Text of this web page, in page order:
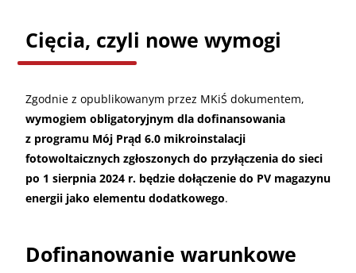
Cięcia, czyli nowe wymogi
Zgodnie z opublikowanym przez MKiŚ dokumentem,
wymogiem obligatoryjnym dla dofinansowania
z programu Mój Prąd 6.0 mikroinstalacji
fotowoltaicznych zgłoszonych do przyłączenia do sieci
po 1 sierpnia 2024 r. będzie dołączenie do PV magazynu
energii jako elementu dodatkowego.
Dofinanowanie warunkowe